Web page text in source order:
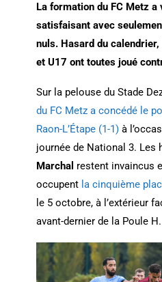
La formation du FC Metz a
satisfaisant avec
nuls. Hasard du
et U17 ont toutes joué
Sur la pelouse du Stade
du FC Metz a concédé le
Raon-L’Étape (1-1)à
journée de National 3. Les
Marchal restent invaincus
occupent la cinquième
le 5 octobre, à l’extérieur
avant-dernier de la Poule H.